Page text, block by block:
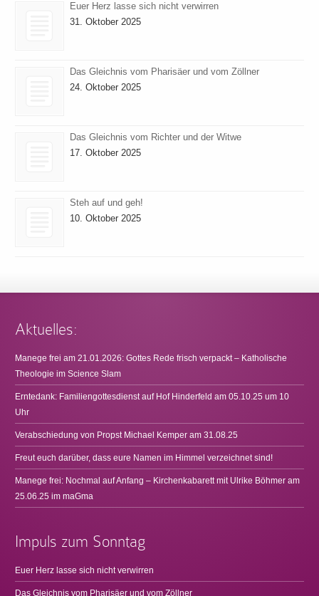
Euer Herz lasse sich nicht verwirren
31. Oktober 2025
Das Gleichnis vom Pharisäer und vom Zöllner
24. Oktober 2025
Das Gleichnis vom Richter und der Witwe
17. Oktober 2025
Steh auf und geh!
10. Oktober 2025
Aktuelles:
Manege frei am 21.01.2026: Gottes Rede frisch verpackt – Katholische
Theologie im Science Slam
Erntedank: Familiengottesdienst auf Hof Hinderfeld am 05.10.25 um 10
Uhr
Verabschiedung von Propst Michael Kemper am 31.08.25
Freut euch darüber, dass eure Namen im Himmel verzeichnet sind!
Manege frei: Nochmal auf Anfang – Kirchenkabarett mit Ulrike Böhmer am
25.06.25 im maGma
Impuls zum Sonntag
Euer Herz lasse sich nicht verwirren
Das Gleichnis vom Pharisäer und vom Zöllner